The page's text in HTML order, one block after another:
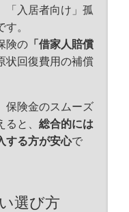
「入居者向け」孤
。
険の 「借家人賠償
状回復費用の補償
保険金のスムーズ
と、 総合的には
する方が安心で
選び方